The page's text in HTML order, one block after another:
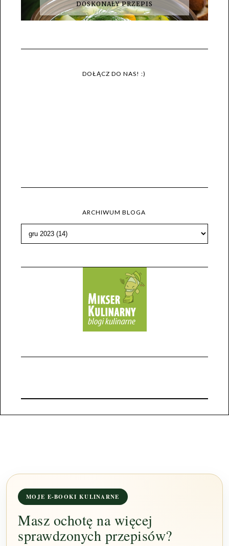
DOSKONAŁY PRZEPIS
DOŁĄCZ DO NAS! :)
ARCHIWUM BLOGA
MOJE E-BOOKI KULINARNE
Masz ochotę na więcej
sprawdzonych przepisów?